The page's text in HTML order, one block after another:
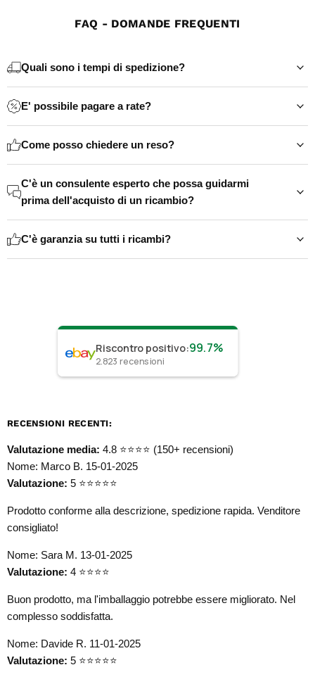
FAQ - DOMANDE FREQUENTI
Quali sono i tempi di spedizione?
E' possibile pagare a rate?
Come posso chiedere un reso?
C'è un consulente esperto che possa guidarmi
prima dell'acquisto di un ricambio?
C'è garanzia su tutti i ricambi?
Riscontro positivo:99.7%
2.823 recensioni
RECENSIONI RECENTI:
Valutazione media: 4.8 ⭐⭐⭐⭐ (150+ recensioni)
Nome: Marco B. 15-01-2025
Valutazione: 5 ⭐⭐⭐⭐⭐
Prodotto conforme alla descrizione, spedizione rapida. Venditore
consigliato!
Nome: Sara M. 13-01-2025
Valutazione: 4 ⭐⭐⭐⭐
Buon prodotto, ma l'imballaggio potrebbe essere migliorato. Nel
complesso soddisfatta.
Nome: Davide R. 11-01-2025
Valutazione: 5 ⭐⭐⭐⭐⭐